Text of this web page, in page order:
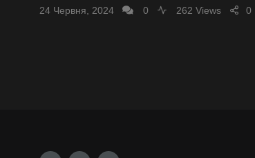
24 Червня, 2024 0 262 Views 0